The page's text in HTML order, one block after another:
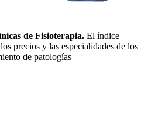
de Fisioterapia. El índice
precios y las especialidades de los
de patologías